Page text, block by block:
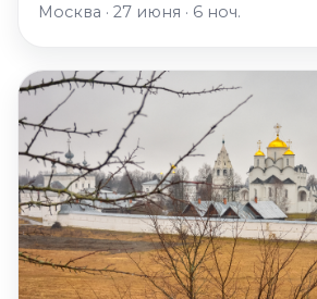
Москва · 27 июня · 6 ноч.